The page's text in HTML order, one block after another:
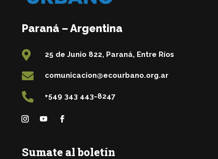
Paraná – Argentina
 25 de Junio 822, Paraná, Entre Ríos
 comunicacion@ecourbano.org.ar
 +549 343 443-8247
Sumate al boletín